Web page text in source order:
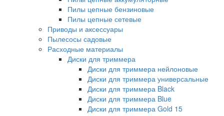
Пилы цепные бензиновые
Пилы цепные сетевые
Приводы и аксессуары
Пылесосы садовые
Расходные материалы
Диски для триммера
Диски для триммера нейлоновые
Диски для триммера универсальные
Диски для триммера Black
Диски для триммера Blue
Диски для триммера Gold 15